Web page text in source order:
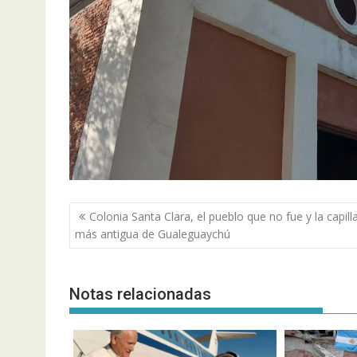
Navegación
de
entradas
Colonia Santa Clara, el pueblo que no fue y la
más antigua de Gualeguaychú
Notas relacionadas